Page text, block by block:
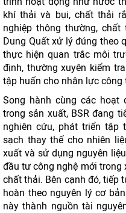
khí thải và bụi, chất thải
nghiệp thông thường,
Dung Quất xử lý đúng theo
thực hiện quan trắc môi
định, thường xuyên kiểm
tập huấn cho nhân lực công
Song hành cùng các hoạt
trong sản xuất, BSR đang
nghiên cứu, phát triển tập
sạch thay thế cho nhiên
xuất và sử dụng nguyên
đầu tư công nghệ mới
chất thải. Bên cạnh đó, tiếp
hoàn theo nguyên lý cơ
này thành nguồn tài